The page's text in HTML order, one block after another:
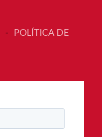
-
POLÍTICA DE